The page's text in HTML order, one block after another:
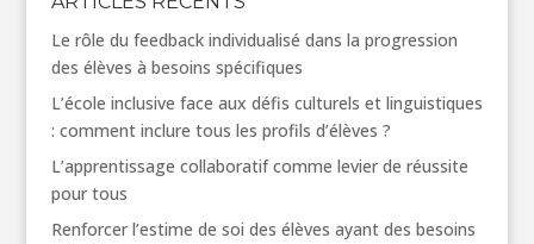
Le rôle du feedback individualisé dans la progression
des élèves à besoins spécifiques
L’école inclusive face aux défis culturels et linguistiques
: comment inclure tous les profils d’élèves ?
L’apprentissage collaboratif comme levier de réussite
pour tous
Renforcer l’estime de soi des élèves ayant des besoins